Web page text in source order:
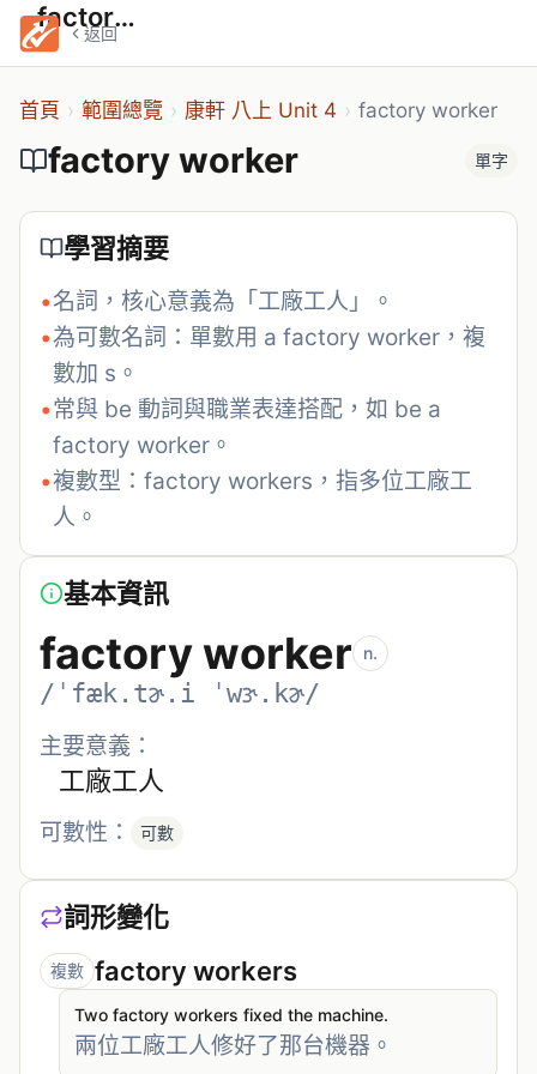
返回factory worker
首頁 › 範圍總覽 › 康軒 八上 Unit 4 › factory worker
factory worker 單字
學習摘要
•名詞，核心意義為「工廠工人」。
•為可數名詞：單數用 a factory worker，複
數加 s。
•常與 be 動詞與職業表達搭配，如 be a
factory worker。
•複數型：factory workers，指多位工廠工
人。
基本資訊
factory worker n.
/ˈfæk.tɚ.i ˈwɝ.kɚ/
主要意義：
工廠工人
可數性： 可數
詞形變化
複數 factory workers
Two factory workers fixed the machine.
兩位工廠工人修好了那台機器。